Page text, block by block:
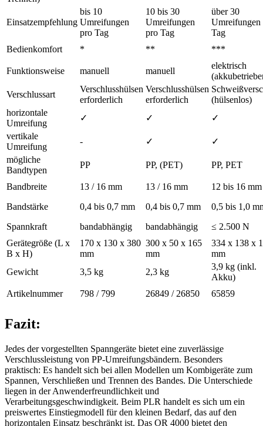
Einsatzempfehlung
bis 10
Umreifungen
pro Tag
10 bis 30
Umreifungen
pro Tag
über 30
Umreifungen
Tag
Bedienkomfort
* ** ***
Funktionsweise manuell manuell
elektrisch
Verschlussart
Verschlusshülsen
erforderlich
Verschlusshülsen
erforderlich
(hülsenlos)
horizontale
Umreifung
✓ ✓
✓
vertikale
Umreifung
- ✓
✓
mögliche
Bandtypen
PP PP, (PET) PP, PET
Bandbreite 13 / 16 mm 13 / 16 mm
12 bis 16 mm
Bandstärke
0,4 bis 0,7 mm 0,4 bis 0,7 mm
0,5 bis 1,0
Spannkraft
bandabhängig bandabhängig
≤ 2.500 N
Gerätegröße (L x
B x H)
170 x 130 x 380
mm
300 x 50 x 165
mm
334 x 138 x
mm
Gewicht
3,5 kg 2,3 kg
3,9 kg (inkl.
Akku)
Artikelnummer
798 / 799 26849 / 26850 65859
Fazit:
Jedes der vorgestellten Spanngeräte bietet eine zuverlässige
Verschlussleistung von PP-Umreifungsbändern. Besonders
praktisch: Es handelt sich bei allen Modellen um Kombigeräte zum
Spannen, Verschließen und Trennen des Bandes. Die Unterschiede
liegen in der Anwenderfreundlichkeit und
Verarbeitungsgeschwindigkeit. Beim PLR handelt es sich um ein
preiswertes Einstiegmodell für den kleinen Bedarf, das auf den
horizontalen Einsatz beschränkt ist. Das OR 4000 bietet den